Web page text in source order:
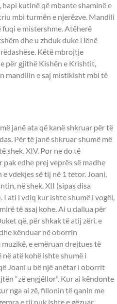
kutinë që mbante shaminë e
mbi turmën e njerëzve. Mandili
e mistershme. Atëherë
dhe u zhduk duke i lënë
Këtë mbrojtje
për gjithë Kishën e Krishtit,
mandilin e saj mistikisht mbi të
janë ata që kanë shkruar për të
Për të janë shkruar shumë më
shek. XIV. Por ne do të
edhe prej veprës së madhe
vdekjes së tij në 1 tetor. Joani,
në shek. XII (sipas disa
ati i vdiq kur ishte shumë i vogël,
të asaj kohe. Ai u dallua për
që, për shkak të atij zëri, e
kënduar në oborrin
e emëruan drejtues të
atë kohë ishte shumë i
Joani u bë një anëtar i oborrit
“zë engjëllor”. Kur ai këndonte
nga ai zë, fillonin të qanin me
e tij nuk ishte e gëzuar.